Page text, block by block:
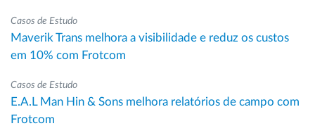
Casos de Estudo
Maverik Trans melhora a visibilidade e reduz os custos
em 10% com Frotcom
Casos de Estudo
E.A.L Man Hin & Sons melhora relatórios de campo com
Frotcom